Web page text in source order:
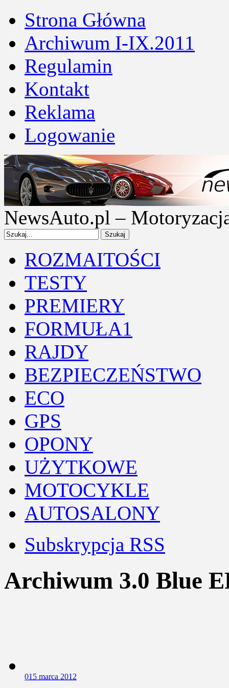
Strona Główna
Archiwum I-IX.2011
Regulamin
Kontakt
Reklama
Logowanie
NewsAuto.pl –
ROZMAITOŚCI
TESTY
PREMIERY
FORMUŁA1
RAJDY
BEZPIECZEŃSTWO
ECO
GPS
OPONY
UŻYTKOWE
MOTOCYKLE
AUTOSALONY
Subskrypcja RSS
Archiwum 3.0 Blue
015 marca 2012